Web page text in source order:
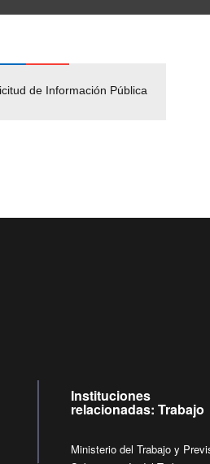
de Información PúblicaEmpleos Públicos
Instituciones
relacionadas: Trabajo
Ministerio del Trabajo y